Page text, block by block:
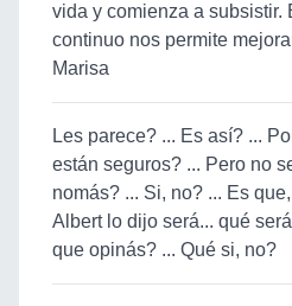
vida y comienza a subsistir.
continuo nos permite
Marisa
Les parece? ... Es así? ...
están seguros? ... Pero no
nomás? ... Si, no? ... Es
Albert lo dijo será... qué
que opinás? ... Qué si, no?